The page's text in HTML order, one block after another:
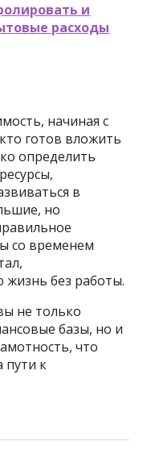
и
расходы
начиная с
готов вложить
определить
в
но
со временем
без работы.
не только
базы, но и
что
пути к